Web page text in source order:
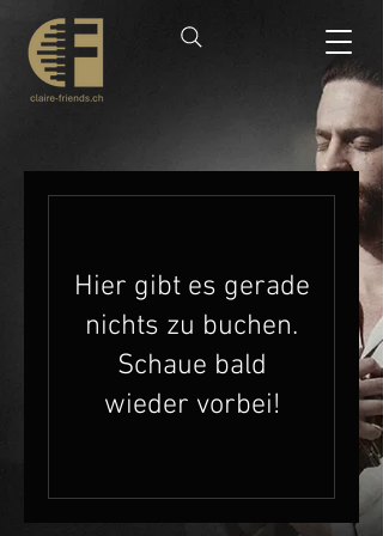
Hier gibt es gerade
nichts zu buchen.
Schaue bald
wieder vorbei!